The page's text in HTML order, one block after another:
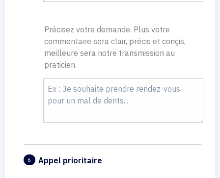
Précisez votre demande. Plus votre
commentaire sera clair, précis et conçis,
meilleure sera notre transmission au
praticien.
6 Appel prioritaire